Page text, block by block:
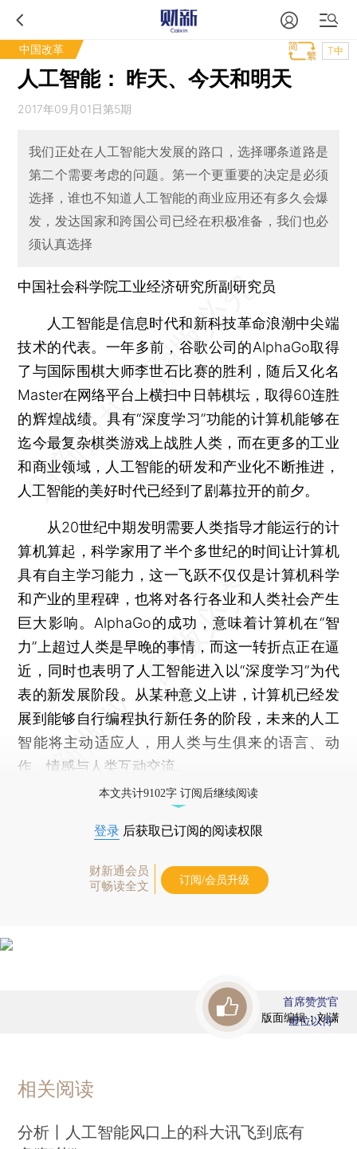
中国改革 T中
人工智能： 昨天、今天和明天
2017年09月01日第5期
我们正处在人工智能大发展的路口，选择哪条道路是
第二个需要考虑的问题。第一个更重要的决定是必须
选择，谁也不知道人工智能的商业应用还有多久会爆
发，发达国家和跨国公司已经在积极准备，我们也必
须认真选择
中国社会科学院工业经济研究所副研究员
人工智能是信息时代和新科技革命浪潮中尖端
技术的代表。一年多前，谷歌公司的AlphaGo取得
了与国际围棋大师李世石比赛的胜利，随后又化名
Master在网络平台上横扫中日韩棋坛，取得60连胜
的辉煌战绩。具有“深度学习”功能的计算机能够在
迄今最复杂棋类游戏上战胜人类，而在更多的工业
和商业领域，人工智能的研发和产业化不断推进，
人工智能的美好时代已经到了剧幕拉开的前夕。
从20世纪中期发明需要人类指导才能运行的计
算机算起，科学家用了半个多世纪的时间让计算机
具有自主学习能力，这一飞跃不仅仅是计算机科学
和产业的里程碑，也将对各行各业和人类社会产生
巨大影响。AlphaGo的成功，意味着计算机在“智
力”上超过人类是早晚的事情，而这一转折点正在逼
近，同时也表明了人工智能进入以“深度学习”为代
表的新发展阶段。从某种意义上讲，计算机已经发
展到能够自行编程执行新任务的阶段，未来的人工
智能将主动适应人，用人类与生俱来的语言、动
作、情感与人类互动交流。
本文共计9102字 订阅后继续阅读
登录 后获取已订阅的阅读权限
财新通会员
可畅读全文
订阅/会员升级
版面编辑：刘潇
首席赞赏官
虚位以待
相关阅读
分析丨人工智能风口上的科大讯飞到底有